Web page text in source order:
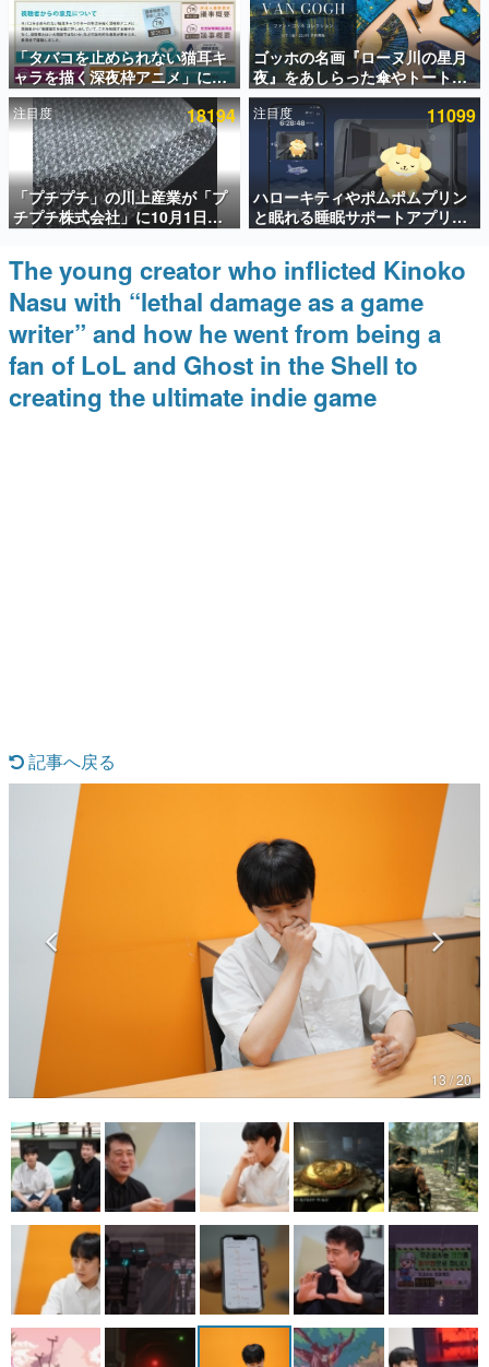
ゲームの企画書
名作ゲームクリエイターの方々に製作時のエピソードをお
聞きし、ヒットする企画（ゲーム）とは何か？を探ってい
きます。
赫本
この物語を解いてはいけない。『赫本』は、〈試験問題〉
の形をした短編ホラー小説集です。
新世代に訊く
これからのデジタルゲーム市場を担う若きクリエイター達
の姿を追い、彼らのルーツと情熱を探っていきます。
ゲーム世代の作家たち
ゲームに多大な影響を受けた作家さんに取材し、ゲームが
日本のコンテンツ産業やカルチャーに与えた影響を探る企
画です。
日本モバイルゲーム産業史
日本のモバイルゲーム史における主要なトピック・タイト
ルを網羅するほか、開発者へのインタビューや識者による
解説を掲載。約20年の歴史が一望できる決定版！
特集記事
マンガ
女性向け
アプリレビュー
電ファミニコゲーマーとは？
運営：株式会社マレ
「タバコを止められない猫耳キ
ャラを描く深夜枠アニメ」に視
聴者の一部から批判意見。違法
薬物の使用と思わしき描写も含
めて、BPOが議論を交わす
ゴッホの名画『ローヌ川の星月
夜』をあしらった傘やトートバ
ッグなどが登場。8月7日21時よ
り2日間限定で予約販売
注目度 18194
「プチプチ」の川上産業が「プ
チプチ株式会社」に10月1日よ
り社名変更へ。創業58年で初め
なじみの緩衝材が会社の名前に
注目度 11099
ハローキティやポムポムプリン
と眠れる睡眠サポートアプリ
『ゆめたび』が配信中。キャラ
ムも搭載
The young creator who inflicted Kinoko
Nasu with “lethal damage as a game
writer” and how he went from being a
fan of LoL and Ghost in the Shell to
creating the ultimate indie game
記事へ戻る
13 / 20